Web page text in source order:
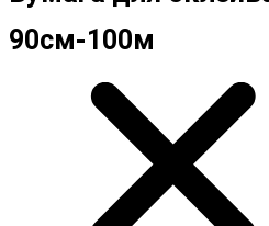
90см-100м